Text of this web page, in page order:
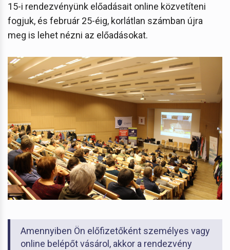
15-i rendezvényünk előadásait online közvetíteni
fogjuk, és február 25-éig, korlátlan számban újra
meg is lehet nézni az előadásokat.
Amennyiben Ön előfizetőként személyes vagy
online belépőt vásárol, akkor a rendezvény